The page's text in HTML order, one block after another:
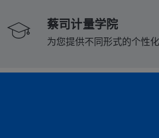
蔡司计量学院
为您提供不同形式的个性